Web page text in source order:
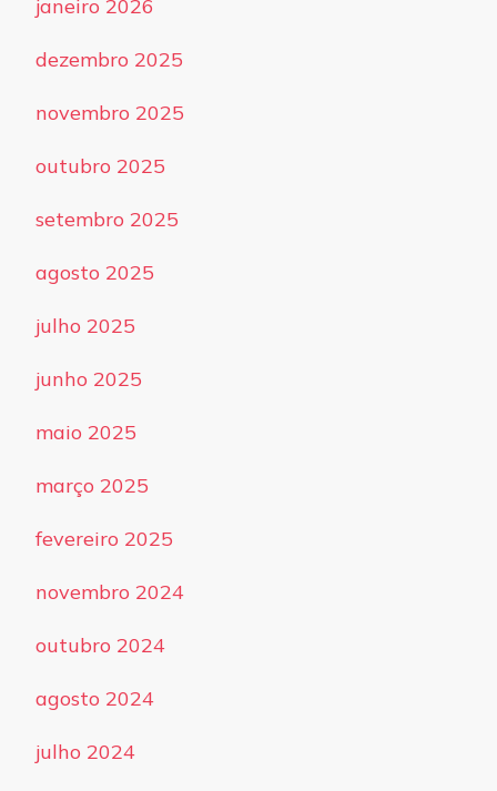
janeiro 2026
dezembro 2025
novembro 2025
outubro 2025
setembro 2025
agosto 2025
julho 2025
junho 2025
maio 2025
março 2025
fevereiro 2025
novembro 2024
outubro 2024
agosto 2024
julho 2024